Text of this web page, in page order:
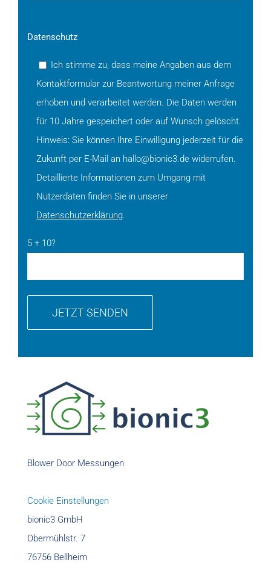
Datenschutz
Ich stimme zu, dass meine Angaben aus dem
Kontaktformular zur Beantwortung meiner Anfrage
erhoben und verarbeitet werden. Die Daten werden
für 10 Jahre gespeichert oder auf Wunsch gelöscht.
Hinweis: Sie können Ihre Einwilligung jederzeit für die
Zukunft per E-Mail an hallo@bionic3.de widerrufen.
Detaillierte Informationen zum Umgang mit
Nutzerdaten finden Sie in unserer
Datenschutzerklärung.
5 + 10?
Blower Door Messungen
Cookie Einstellungen
bionic3 GmbH
Obermühlstr. 7
76756 Bellheim